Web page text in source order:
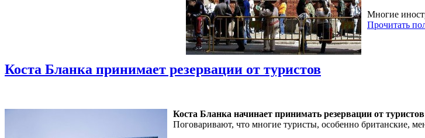
Многие
Прочитать
Коста Бланка принимает резервации от туристов
Коста Бланка начинает принимать резервации от
Поговаривают, что многие туристы, особенно британские,